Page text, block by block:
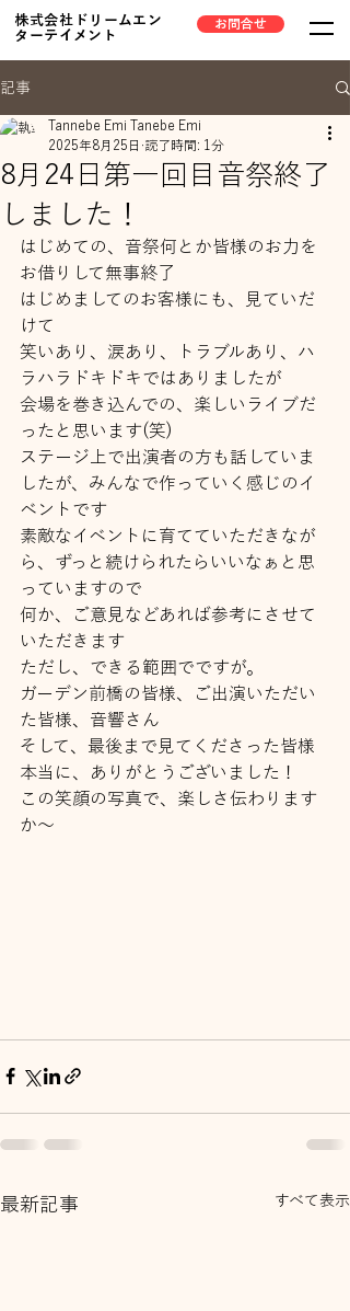
株式会社ドリームエン
ターテイメント
お問合せ
記事
8月24日第一回目音祭終了
しました！
Tannebe Emi Tanebe Emi
2025年8月25日 読了時間: 1分
はじめての、音祭何とか皆様のお力を
お借りして無事終了
はじめましてのお客様にも、見ていだ
けて
笑いあり、涙あり、トラブルあり、ハ
ラハラドキドキではありましたが
会場を巻き込んでの、楽しいライブだ
ったと思います(笑)
ステージ上で出演者の方も話していま
したが、みんなで作っていく感じのイ
ベントです
素敵なイベントに育てていただきなが
ら、ずっと続けられたらいいなぁと思
っていますので
何か、ご意見などあれば参考にさせて
いただきます
ただし、できる範囲でですが。
ガーデン前橋の皆様、ご出演いただい
た皆様、音響さん
そして、最後まで見てくださった皆様
本当に、ありがとうございました！
この笑顔の写真で、楽しさ伝わります
か～
最新記事 すべて表示